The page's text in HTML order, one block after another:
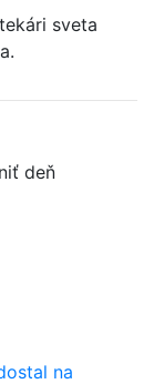
sveta
deň
na